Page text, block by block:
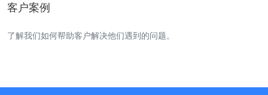
客户案例
了解我们如何帮助客户解决他们遇到的问题。